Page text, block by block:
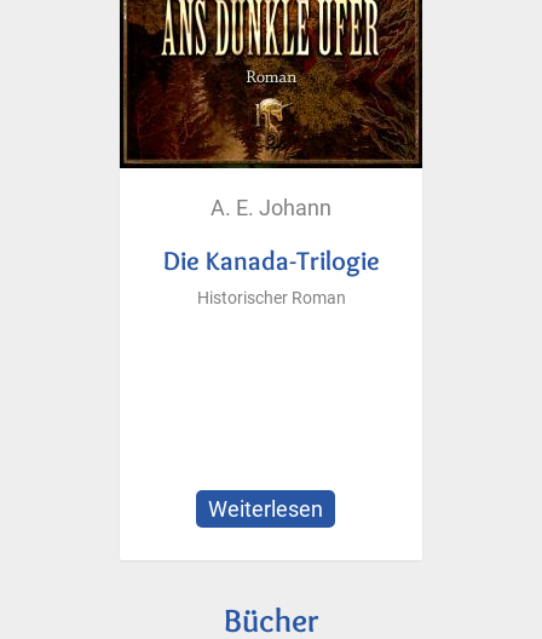
A. E. Johann
Die Kanada-Trilogie
Historischer Roman
Weiterlesen
Kanada-
Bücher